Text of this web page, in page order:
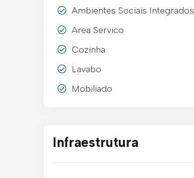
Ambientes Sociais Integrados
Area Servico
Cozinha
Lavabo
Mobiliado
Infraestrutura